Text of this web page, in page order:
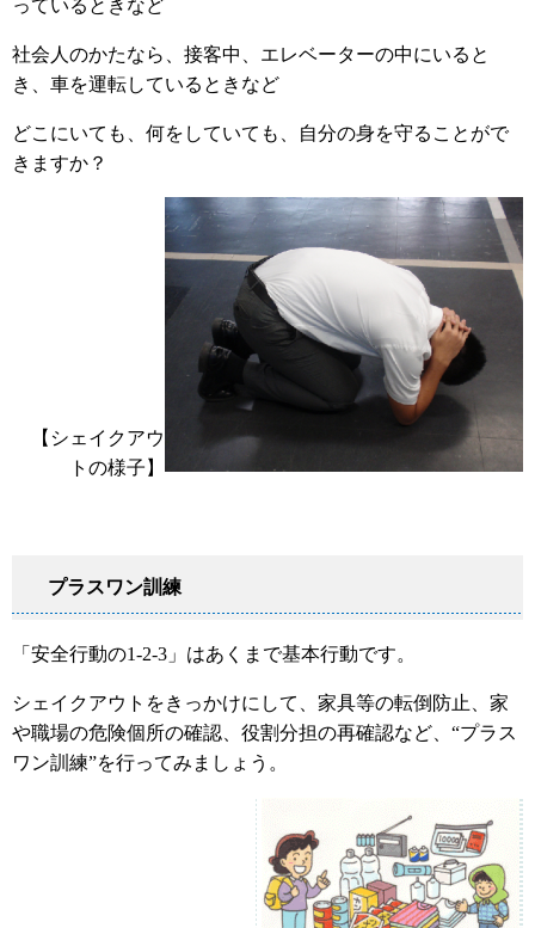
っているときなど
社会人のかたなら、接客中、エレベーターの中にいると
き、車を運転しているときなど
どこにいても、何をしていても、自分の身を守ることがで
きますか？
【シェイクアウ
トの様子】
プラスワン訓練
「安全行動の1-2-3」はあくまで基本行動です。
シェイクアウトをきっかけにして、家具等の転倒防止、家
や職場の危険個所の確認、役割分担の再確認など、“プラス
ワン訓練”を行ってみましょう。